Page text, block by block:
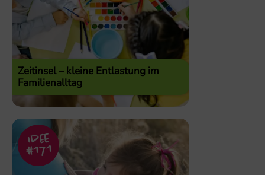
Zeitinsel – kleine Entlastung im
Familienalltag
Idee
#171